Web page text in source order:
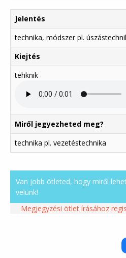
Jelentés
technika, módszer pl.
Kiejtés
tehknik
Miről jegyezheted meg?
technika pl. vezetéstechnika
Van jobb ötleted, hogy miről
velünk!
Megjegyzési ötlet írásához